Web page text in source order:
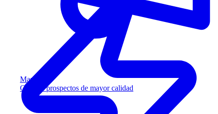
Marketing
Capture prospectos de mayor calidad